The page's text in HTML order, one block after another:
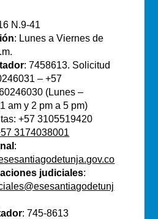
N.9-41
: Lunes a Viernes de
: 7458613. Solicitud
– +57
(Lunes –
am y 2 pm a 5 pm)
+57 3105519420
3174038001
:
judiciales:
: 745-8613